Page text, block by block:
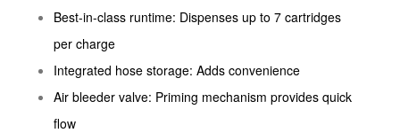
Best-in-class runtime: Dispenses up to 7 cartridges
per charge
Integrated hose storage: Adds convenience
Air bleeder valve: Priming mechanism provides quick
flow